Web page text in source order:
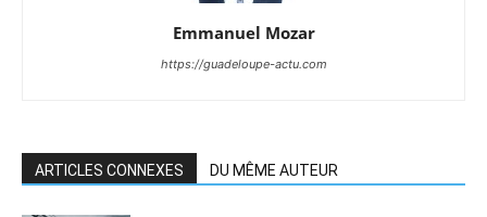
Emmanuel Mozar
https://guadeloupe-actu.com
ARTICLES CONNEXES DU MÊME AUTEUR